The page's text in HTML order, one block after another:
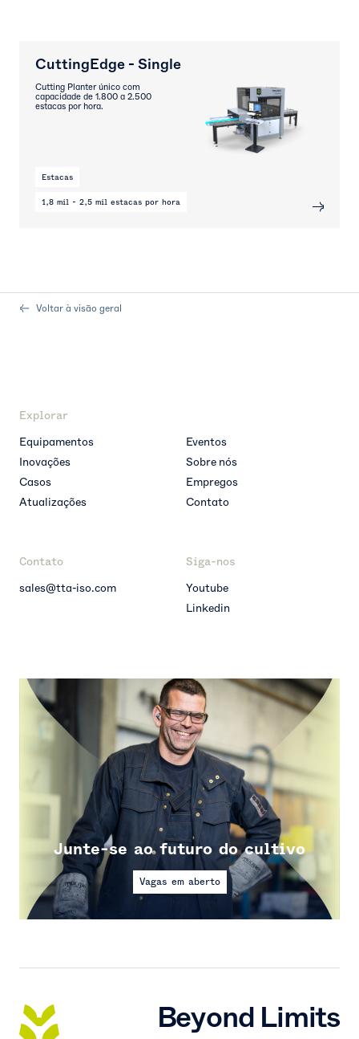
CuttingEdge - Single
Cutting Planter único com
capacidade de 1.800 a 2.500
estacas por hora.
Estacas
1,8 mil - 2,5 mil estacas por hora
Voltar à visão geral
Explorar
Equipamentos
Inovações
Casos
Atualizações
Eventos
Sobre nós
Empregos
Contato
Contato
sales@tta-iso.com
Siga-nos
Youtube
Linkedin
Junte-se ao futuro do cultivo
Vagas em aberto
Beyond Limits